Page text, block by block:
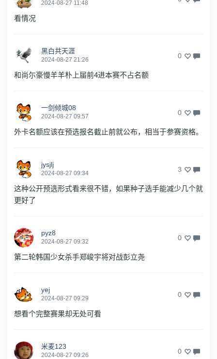
2024-08-27 11:48
看情况
黑白共天涯
2024-08-27 21:26 0
和尚尓豪慢羊羊朴上届前4进本赛不占名额
一剑倾城08
2024-08-27 09:57 0
外卡名额应该在预选报名截止前就公布，相当于参赛资格。
jysjlj
2024-08-27 09:34 3
这种公开预选形式看来很不错，如果种子选手能减少几个就
更好了
pyz8
2024-08-27 09:32 0
第二轮韩国少女杀手郑峻宇将对战彭立尧
yej
2024-08-27 09:29 0
想看个完整赛果却无处可看
米麦123
2024-08-27 09:26 0